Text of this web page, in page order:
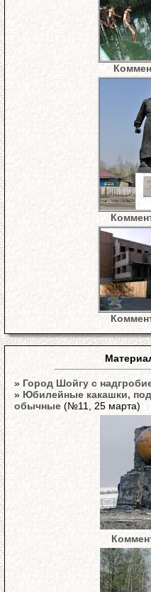
» Город Шойгу с
» Юбилейные какашки,
обычные (№11, 25 марта)